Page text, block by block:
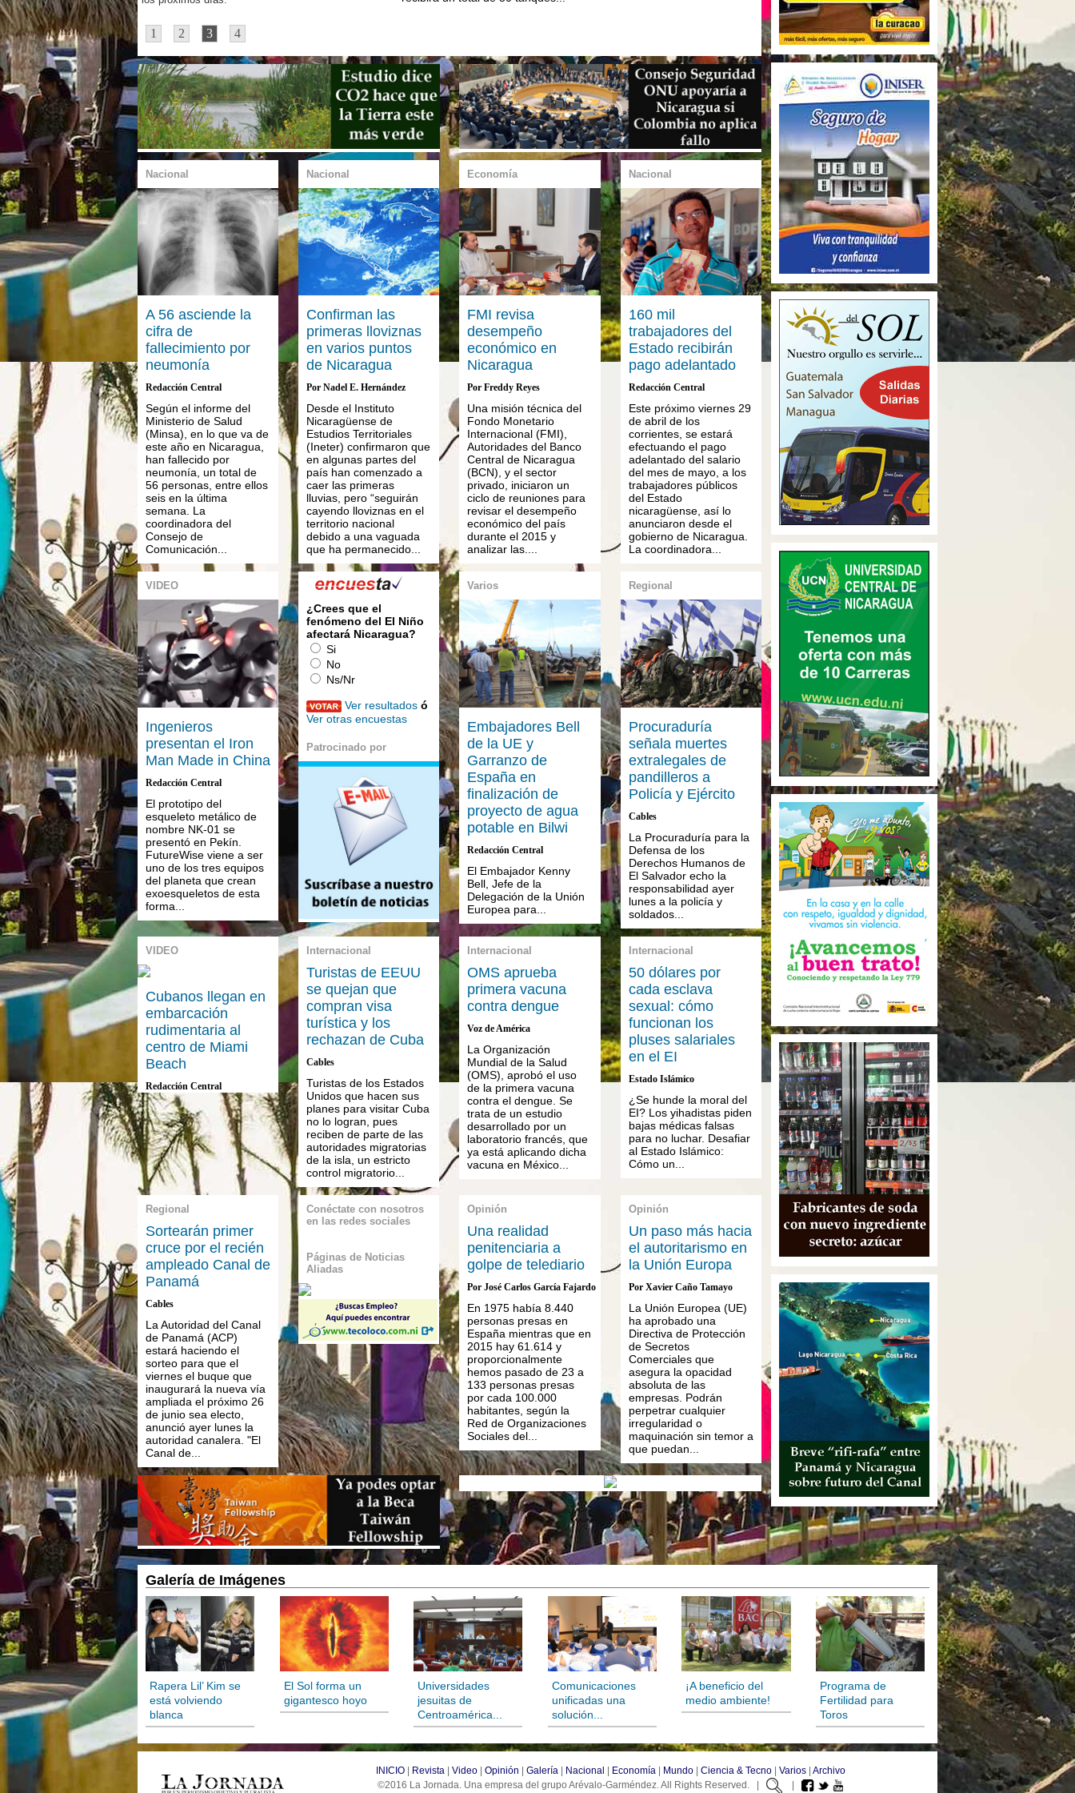
1 2 3 4
Nacional
A 56 asciende la
cifra de
fallecimiento por
neumonía
Redacción Central
Según el informe del
Ministerio de Salud
(Minsa), en lo que va de
este año en Nicaragua,
han fallecido por
neumonía, un total de
56 personas, entre ellos
seis en la última
semana. La
coordinadora del
Consejo de
Comunicación...
Nacional
Confirman las
primeras lloviznas
en varios puntos
de Nicaragua
Por Nadel E. Hernández
Desde el Instituto
Nicaragüense de
Estudios Territoriales
(Ineter) confirmaron que
en algunas partes del
país han comenzado a
caer las primeras
lluvias, pero “seguirán
cayendo lloviznas en el
territorio nacional
debido a una vaguada
que ha permanecido...
Economía
FMI revisa
desempeño
económico en
Nicaragua
Por Freddy Reyes
Una misión técnica del
Fondo Monetario
Internacional (FMI),
Autoridades del Banco
Central de Nicaragua
(BCN), y el sector
privado, iniciaron un
ciclo de reuniones para
revisar el desempeño
económico del país
durante el 2015 y
analizar las....
Nacional
160 mil
trabajadores del
Estado recibirán
pago adelantado
Redacción Central
Este próximo viernes 29
de abril de los
corrientes, se estará
efectuando el pago
adelantado del salario
del mes de mayo, a los
trabajadores públicos
del Estado
nicaragüense, así lo
anunciaron desde el
gobierno de Nicaragua.
La coordinadora...
VIDEO
Ingenieros
presentan el Iron
Man Made in China
Redacción Central
El prototipo del
esqueleto metálico de
nombre NK-01 se
presentó en Pekín.
FutureWise viene a ser
uno de los tres equipos
del planeta que crean
exoesqueletos de esta
forma...
¿Crees que el
fenómeno del El Niño
afectará Nicaragua?
Si
No
Ns/Nr
Ver resultados ó
Ver otras encuestas
Patrocinado por
Varios
Embajadores Bell
de la UE y
Garranzo de
España en
finalización de
proyecto de agua
potable en Bilwi
Redacción Central
El Embajador Kenny
Bell, Jefe de la
Delegación de la Unión
Europea para...
Regional
Procuraduría
señala muertes
extralegales de
pandilleros a
Policía y Ejército
Cables
La Procuraduría para la
Defensa de los
Derechos Humanos de
El Salvador echo la
responsabilidad ayer
lunes a la policía y
soldados...
VIDEO
Cubanos llegan en
embarcación
rudimentaria al
centro de Miami
Beach
Redacción Central
Internacional
Turistas de EEUU
se quejan que
compran visa
turística y los
rechazan de Cuba
Cables
Turistas de los Estados
Unidos que hacen sus
planes para visitar Cuba
no lo logran, pues
reciben de parte de las
autoridades migratorias
de la isla, un estricto
control migratorio...
Internacional
OMS aprueba
primera vacuna
contra dengue
Voz de América
La Organización
Mundial de la Salud
(OMS), aprobó el uso
de la primera vacuna
contra el dengue. Se
trata de un estudio
desarrollado por un
laboratorio francés, que
ya está aplicando dicha
vacuna en México...
Internacional
50 dólares por
cada esclava
sexual: cómo
funcionan los
pluses salariales
en el EI
Estado Islámico
¿Se hunde la moral del
EI? Los yihadistas piden
bajas médicas falsas
para no luchar. Desafiar
al Estado Islámico:
Cómo un...
Regional
Sortearán primer
cruce por el recién
ampleado Canal de
Panamá
Cables
La Autoridad del Canal
de Panamá (ACP)
estará haciendo el
sorteo para que el
viernes el buque que
inaugurará la nueva vía
ampliada el próximo 26
de junio sea electo,
anunció ayer lunes la
autoridad canalera. "El
Canal de...
Conéctate con nosotros
en las redes sociales
Páginas de Noticias
Aliadas
Opinión
Una realidad
penitenciaria a
golpe de telediario
Por José Carlos García Fajardo
En 1975 había 8.440
personas presas en
España mientras que en
2015 hay 61.614 y
proporcionalmente
hemos pasado de 23 a
133 personas presas
por cada 100.000
habitantes, según la
Red de Organizaciones
Sociales del...
Opinión
Un paso más hacia
el autoritarismo en
la Unión Europa
Por Xavier Caño Tamayo
La Unión Europea (UE)
ha aprobado una
Directiva de Protección
de Secretos
Comerciales que
asegura la opacidad
absoluta de las
empresas. Podrán
perpetrar cualquier
irregularidad o
maquinación sin temor a
que puedan...
Galería de Imágenes
Rapera Lil’ Kim se
está volviendo
blanca
El Sol forma un
gigantesco hoyo
Universidades
jesuitas de
Centroamérica...
Comunicaciones
unificadas una
solución...
¡A beneficio del
medio ambiente!
Programa de
Fertilidad para
Toros
INICIO| Revista | Video| Opinión | Galería | Nacional | Economía | Mundo| Ciencia & Tecno| Varios| Archivo
©2016 La Jornada. Una empresa del grupo Arévalo-Garméndez. All Rights Reserved. |